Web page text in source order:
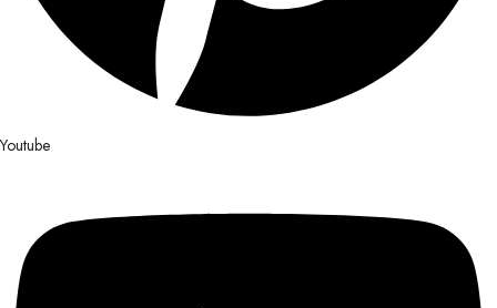
Youtube